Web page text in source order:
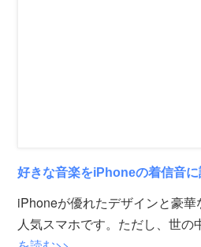
好きな音楽をiPhoneの着信音
iPhoneが優れたデザインと豪
人気スマホです。ただし、世